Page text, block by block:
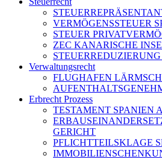
VERMÖGENSSTEUER
STEUER
ZEC KANARISCHE
Verwaltungsrecht
FLUGHAFEN
Erbrecht Prozess
TESTAMENT SPANIEN
GERICHT
PFLICHTTEILSKLAGE